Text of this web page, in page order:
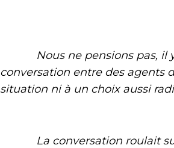
Nous ne pensions pas, il y
conversation entre des agents
situation ni à un choix aussi
La conversation roulait sur